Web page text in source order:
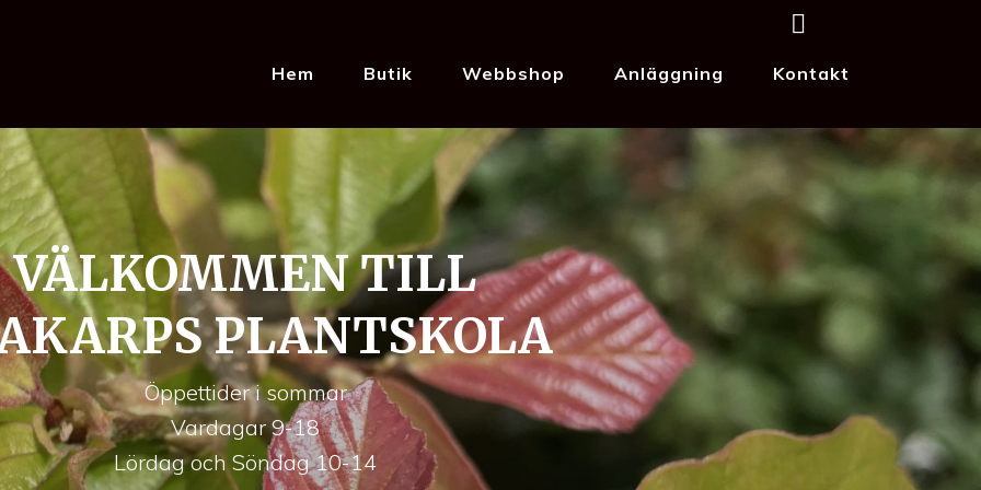
Hem Butik Webbshop Anläggning Kontakt
VÄLKOMMEN TILL
PLANTSKOLA
Öppettider i sommar
Vardagar 9-18
Lördag och Söndag 10-14